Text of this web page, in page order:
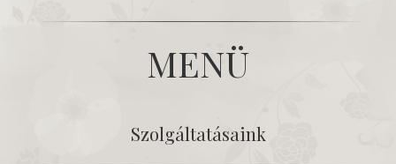
MENÜ
Szolgáltatásaink